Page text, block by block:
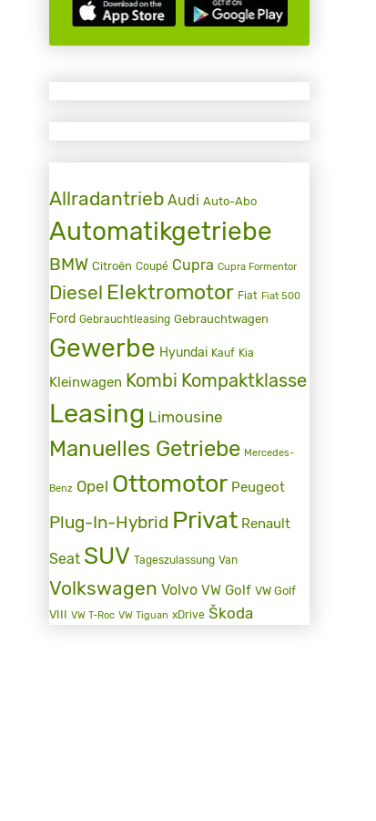
Allradantrieb Audi Auto-Abo
Automatikgetriebe
BMW Citroën Coupé Cupra Cupra Formentor
Diesel Elektromotor Fiat Fiat 500
Ford Gebrauchtleasing Gebrauchtwagen
Gewerbe Hyundai Kauf Kia
Kleinwagen Kombi Kompaktklasse
Leasing Limousine
Manuelles Getriebe Mercedes-
Benz Opel Ottomotor Peugeot
Plug-In-Hybrid Privat Renault
Seat SUV Tageszulassung Van
Volkswagen Volvo VW Golf VW Golf
VIII VW T-Roc VW Tiguan xDrive Škoda